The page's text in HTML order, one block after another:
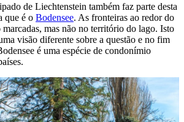
de Liechtenstein também faz parte desta
que é o Bodensee. As fronteiras ao redor do
marcadas, mas não no território do lago. Isto
visão diferente sobre a questão e no fim
é uma espécie de condonímio